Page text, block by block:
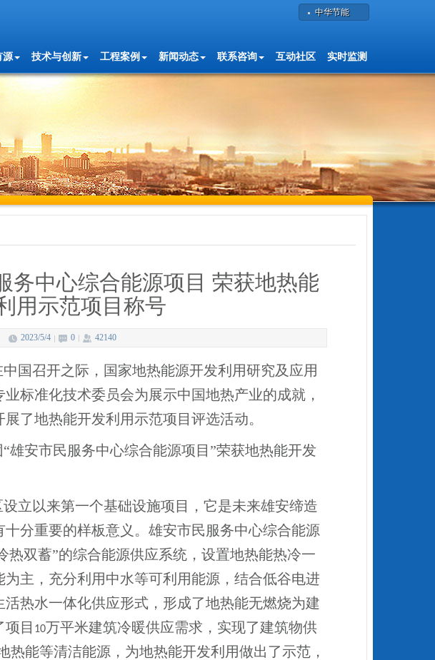
中华节能
源 技术与创新 工程案例 新闻动态 联系咨询 互动社区 实时监测
务中心综合能源项目 荣获地热能
用示范项目称号
2023/5/4 0 42140
国召开之际，国家地热能源开发利用研究及应用
标准化技术委员会为展示中国地热产业的成就，
了地热能开发利用示范项目评选活动。
雄安市民服务中心综合能源项目”荣获地热能开发
立以来第一个基础设施项目，它是未来雄安缔造
分重要的样板意义。雄安市民服务中心综合能源
热双蓄”的综合能源供应系统，设置地热能热冷一
主，充分利用中水等可利用能源，结合低谷电进
热水一体化供应形式，形成了地热能无燃烧为建
目 10万平米建筑冷暖供应需求，实现了建筑物供
热能等清洁能源，为地热能开发利用做出了示范，